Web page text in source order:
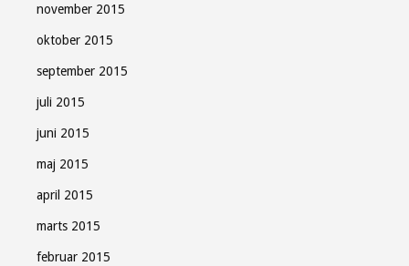
november 2015
oktober 2015
september 2015
juli 2015
juni 2015
maj 2015
april 2015
marts 2015
februar 2015